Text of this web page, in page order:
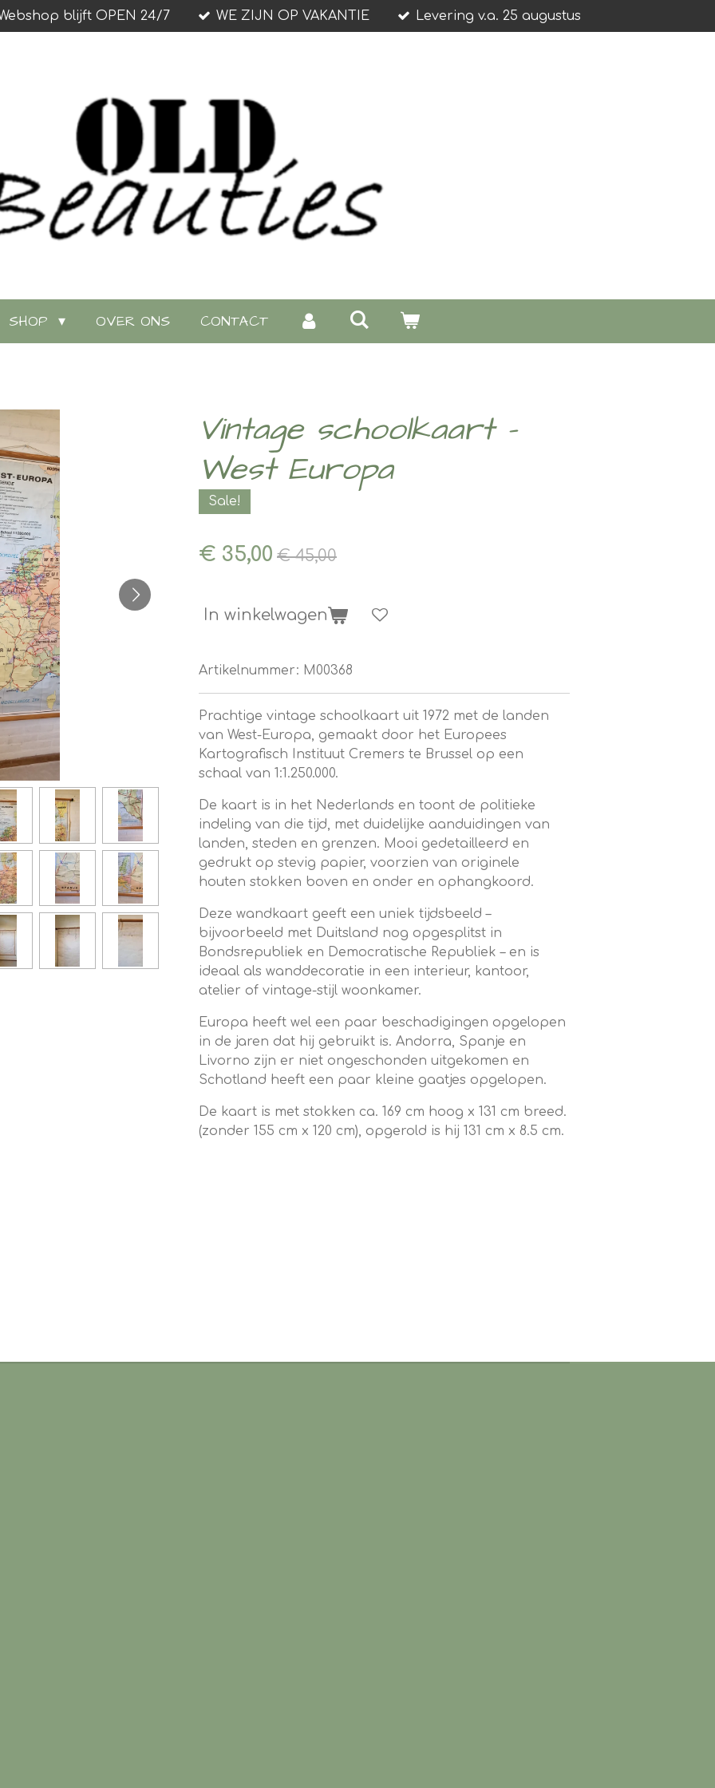
blijft OPEN 24/7 WE ZIJN OP VAKANTIE Levering v.a. 25 augustus
SHOP OVER ONS CONTACT
Vintage schoolkaart -
West Europa
Sale!
€ 35,00 € 45,00
In winkelwagen
Artikelnummer: M00368
Prachtige vintage schoolkaart uit 1972 met de landen
van West-Europa, gemaakt door het Europees
Kartografisch Instituut Cremers te Brussel op een
schaal van 1:1.250.000.
De kaart is in het Nederlands en toont de politieke
indeling van die tijd, met duidelijke aanduidingen van
landen, steden en grenzen. Mooi gedetailleerd en
gedrukt op stevig papier, voorzien van originele
houten stokken boven en onder en ophangkoord.
Deze wandkaart geeft een uniek tijdsbeeld –
bijvoorbeeld met Duitsland nog opgesplitst in
Bondsrepubliek en Democratische Republiek – en is
ideaal als wanddecoratie in een interieur, kantoor,
atelier of vintage-stijl woonkamer.
Europa heeft wel een paar beschadigingen opgelopen
in de jaren dat hij gebruikt is. Andorra, Spanje en
Livorno zijn er niet ongeschonden uitgekomen en
Schotland heeft een paar kleine gaatjes opgelopen.
De kaart is met stokken ca. 169 cm hoog x 131 cm breed.
(zonder 155 cm x 120 cm), opgerold is hij 131 cm x 8.5 cm.